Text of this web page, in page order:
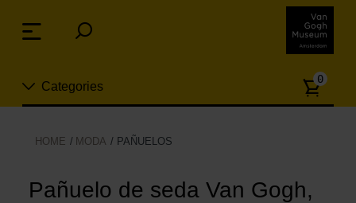
links
Jump
content
Categories
Nuevo
Joyas
0
HOME MODA PAÑUELOS
Pañuelo de seda Van Gogh,
Menu